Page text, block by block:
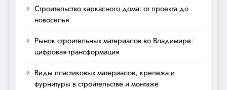
Строительство каркасного дома: от проекта до
новоселья
Рынок строительных материалов во Владимире:
цифровая трансформация
Виды пластиковых материалов, крепежа и
фурнитуры в строительстве и монтаже